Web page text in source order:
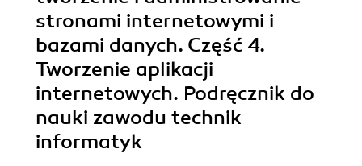
stronami internetowymi i
bazami danych. Część 4.
Tworzenie aplikacji
internetowych. Podręcznik do
nauki zawodu technik
informatyk